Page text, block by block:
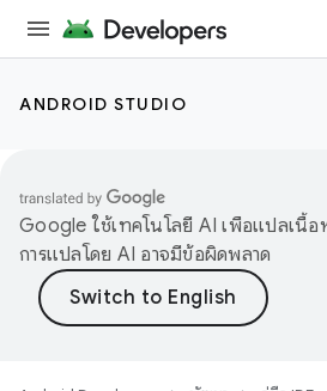
ANDROID STUDIO
Google ใช้เทคโนโลยี AI เพื่อแปลเนื้
การแปลโดย AI อาจมีข้อผิดพลาด